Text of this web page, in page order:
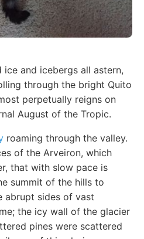
ice and icebergs all astern,
through the bright Quito
perpetually reigns on
August of the Tropic.
roaming through the valley.
of the Arveiron, which
that with slow pace is
summit of the hills to
abrupt sides of vast
the icy wall of the glacier
pines were scattered